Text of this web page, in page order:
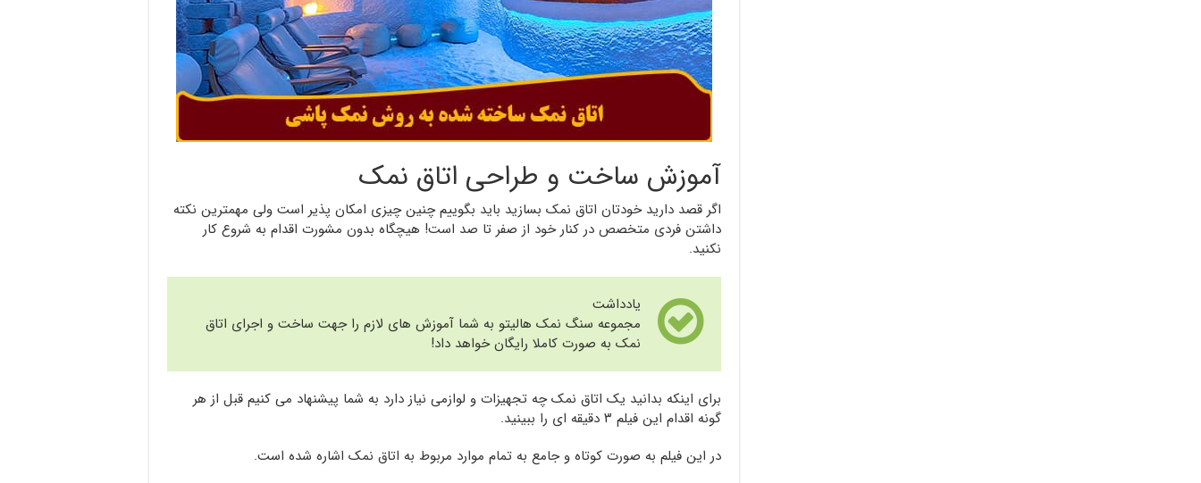
آموزش ساخت و طراحی اتاق نمک
اگر قصد دارید خودتان اتاق نمک بسازید باید بگوییم چنین چیزی امکان پذیر است ولی مهمترین نکته
داشتن فردی متخصص در کنار خود از صفر تا صد است! هیچگاه بدون مشورت اقدام به شروع کار
نکنید.
یادداشت
مجموعه سنگ نمک هالیتو به شما آموزش های لازم را جهت ساخت و اجرای اتاق
نمک به صورت کاملا رایگان خواهد داد!
برای اینکه بدانید یک اتاق نمک چه تجهیزات و لوازمی نیاز دارد به شما پیشنهاد می کنیم قبل از هر
گونه اقدام این فیلم ۳ دقیقه ای را ببینید.
در این فیلم به صورت کوتاه و جامع به تمام موارد مربوط به اتاق نمک اشاره شده است.